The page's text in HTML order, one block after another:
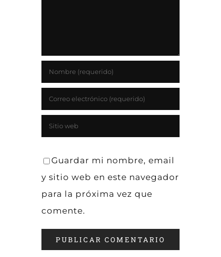
Guardar mi nombre, email
y sitio web en este navegador
para la próxima vez que
comente.